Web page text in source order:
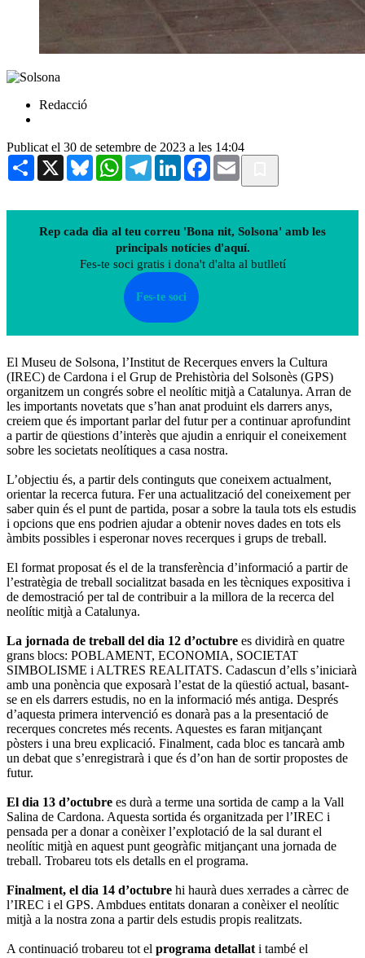
Redacció
Publicat el 30 de setembre de 2023 a les 14:04
Share X BlueskyWhatsAppTelegramLinkedInFacebook
Email
Rep cada dia al teu correu 'Bona nit, Solsona' amb les
principals notícies d'aquí.
Fes-te soci gratis i dona't d'alta al butlletí
Fes-te soci
El Museu de Solsona, l’Institut de Recerques envers la Cultura
(IREC) de Cardona i el Grup de Prehistòria del Solsonès (GPS)
organitzem un congrés sobre el neolític mitjà a Catalunya. Arran de
les importants novetats que s’han anat produint els darrers anys,
creiem que és important parlar del futur per a continuar aprofundint
a partir de qüestions d’interès que ajudin a enriquir el coneixement
sobre les societats neolítiques a casa nostra.
L’objectiu és, a partir dels continguts que coneixem actualment,
orientar la recerca futura. Fer una actualització del coneixement per
saber quin és el punt de partida, posar a sobre la taula tots els estudis
i opcions que ens podrien ajudar a obtenir noves dades en tots els
àmbits possibles i esperonar noves recerques i grups de treball.
El format proposat és el de la transferència d’informació a partir de
l’estratègia de treball socialitzat basada en les tècniques expositiva i
de demostració per tal de contribuir a la millora de la recerca del
neolític mitjà a Catalunya.
La jornada de treball del dia 12 d’octubre es dividirà en quatre
grans blocs: POBLAMENT, ECONOMIA, SOCIETAT
SIMBOLISME i ALTRES REALITATS. Cadascun d’ells s’iniciarà
amb una ponència que exposarà l’estat de la qüestió actual, basant-
se en els darrers estudis, no en la informació més antiga. Després
d’aquesta primera intervenció es donarà pas a la presentació de
recerques concretes més recents. Aquestes es faran mitjançant
pòsters i una breu explicació. Finalment, cada bloc es tancarà amb
un debat que s’enregistrarà i que és d’on han de sortir propostes de
futur.
El dia 13 d’octubre es durà a terme una sortida de camp a la Vall
Salina de Cardona. Aquesta sortida és organitzada per l’IREC i
pensada per a donar a conèixer l’explotació de la sal durant el
neolític mitjà en aquest punt geogràfic mitjançant una jornada de
treball. Trobareu tots els detalls en el programa.
Finalment, el dia 14 d’octubre hi haurà dues xerrades a càrrec de
l’IREC i el GPS. Ambdues entitats donaran a conèixer el neolític
mitjà a la nostra zona a partir dels estudis propis realitzats.
A continuació trobareu tot el programa detallat i també el